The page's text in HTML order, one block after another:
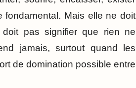
fondamental. Mais elle ne doit
doit pas signifier que rien ne
jamais, surtout quand les
de domination possible entre